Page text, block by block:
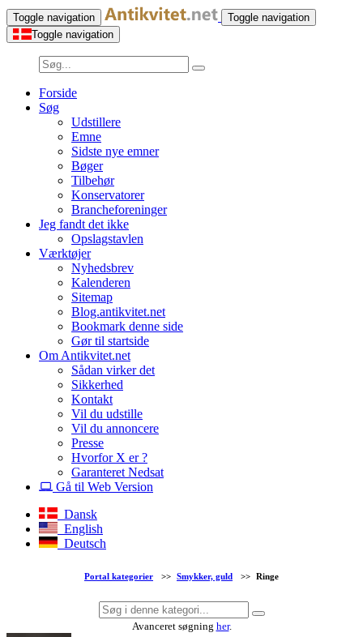
Toggle navigation
Toggle navigation
Toggle navigation
Forside
Søg
Udstillere
Emne
Sidste nye emner
Bøger
Tilbehør
Konservatorer
Brancheforeninger
Jeg fandt det ikke
Opslagstavlen
Værktøjer
Nyhedsbrev
Kalenderen
Sitemap
Blog.antikvitet.net
Bookmark denne side
Gør til startside
Om Antikvitet.net
Sådan virker det
Sikkerhed
Kontakt
Vil du udstille
Vil du annoncere
Presse
Hvorfor X er ?
Garanteret Nedsat
Gå til Web Version
Dansk
English
Deutsch
Portal kategorier >> Smykker, guld >> Ringe
Avanceret søgning her.